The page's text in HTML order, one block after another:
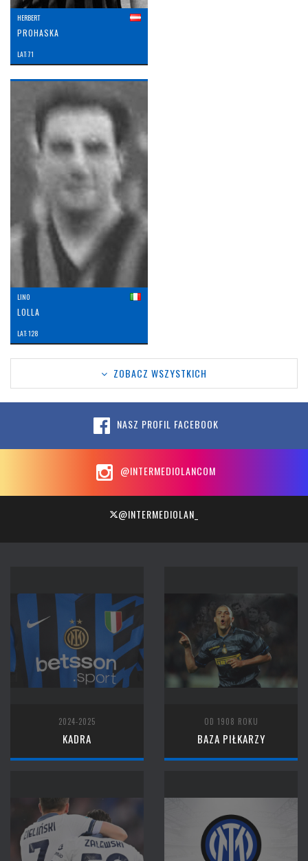
HERBERT
PROHASKA
LAT: 71
LINO
LOLLA
LAT: 128
ZOBACZ WSZYSTKICH
NASZ PROFIL FACEBOOK
@INTERMEDIOLANCOM
@INTERMEDIOLAN_
2024-2025
KADRA
OD 1908 ROKU
BAZA PIŁKARZY